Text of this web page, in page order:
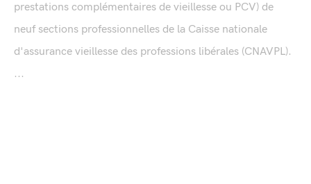
prestations complémentaires de vieillesse ou PCV) de
neuf sections professionnelles de la Caisse nationale
d'assurance vieillesse des professions libérales (CNAVPL).
...